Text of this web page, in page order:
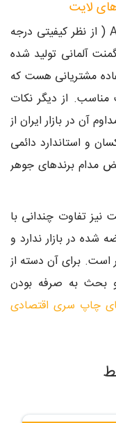
لایت
جوهرهای سالونت سری های لایت گرید A ( از نظر کیفیتی درجه
آلمانی تولید شده
مشتریانی هست که
از دیگر نکات
آن در بازار ایران از
و استاندارد دائمی
مدام برندهای جوهر
نیز تفاوت چندانی با
شده در بازار ندارد و
است. برای آن دسته از
بحث به صرفه بودن
چاپ سری اقتصادی